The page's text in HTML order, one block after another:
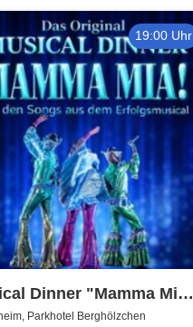
19:00 Uhr
Dinner "Mamma Mia
Parkhotel Berghölzchen